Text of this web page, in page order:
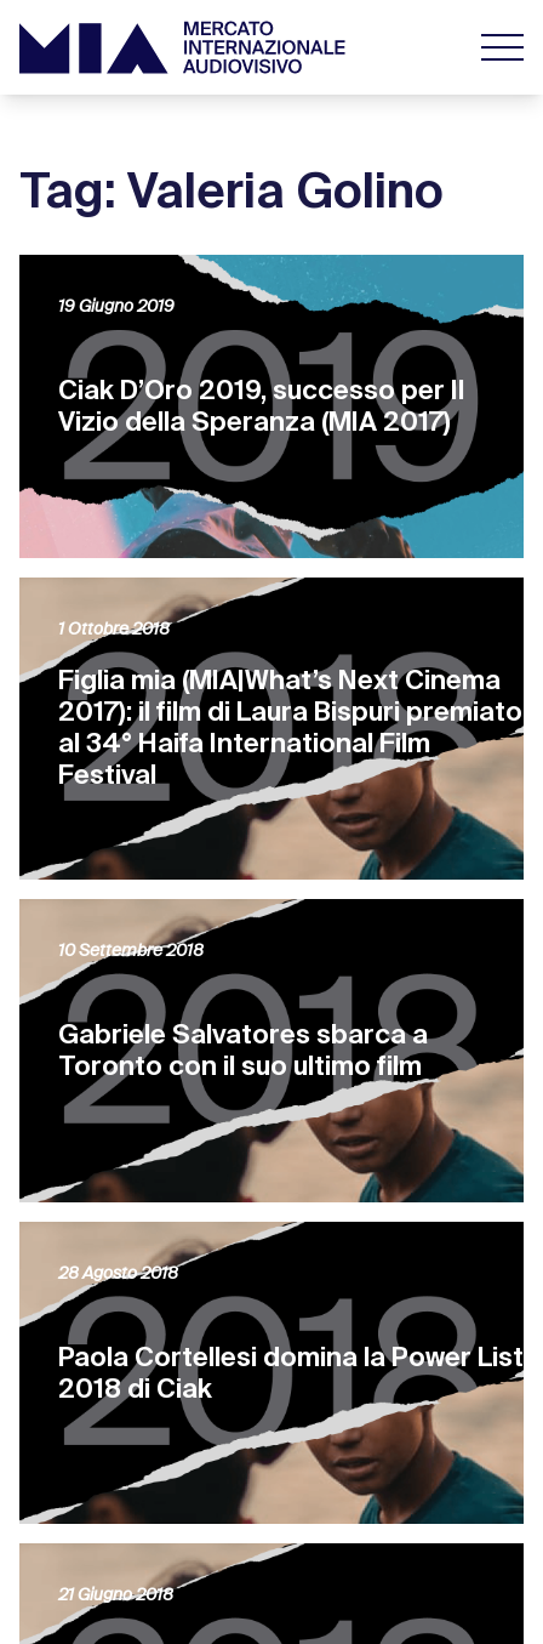
Tag: Valeria Golino
Ciak D’Oro 2019, successo per Il
Vizio della Speranza (MIA 2017)
19 Giugno 2019
Figlia mia (MIA|What’s Next Cinema
2017): il film di Laura Bispuri premiato
al 34° Haifa International Film
Festival
1 Ottobre 2018
Gabriele Salvatores sbarca a
Toronto con il suo ultimo film
10 Settembre 2018
Paola Cortellesi domina la Power List
2018 di Ciak
28 Agosto 2018
21 Giugno 2018